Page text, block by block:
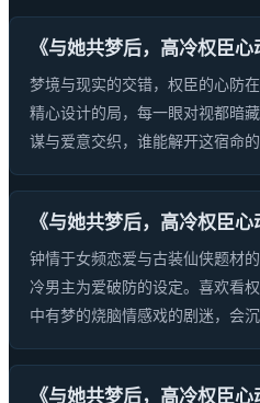
《与她共梦后，高冷权臣
梦境与现实的交错，权臣的心防
精心设计的局，每一眼对视都暗
谋与爱意交织，谁能解开这宿命的
《与她共梦后，高冷权臣
钟情于女频恋爱与古装仙侠题材
冷男主为爱破防的设定。喜欢看
中有梦的烧脑情感戏的剧迷，会沉
《与她共梦后，高冷权臣